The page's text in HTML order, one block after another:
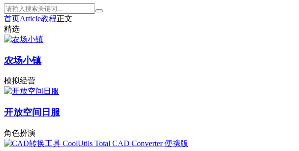
首页Article教程正文
精选
农场小镇
模拟经营
开放空间日服
角色扮演